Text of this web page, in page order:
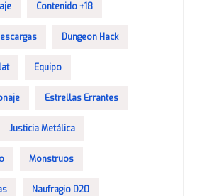
Contenido +18
Dungeon Hack
Equipo
Estrellas Errantes
Justicia Metálica
Monstruos
Naufragio D20